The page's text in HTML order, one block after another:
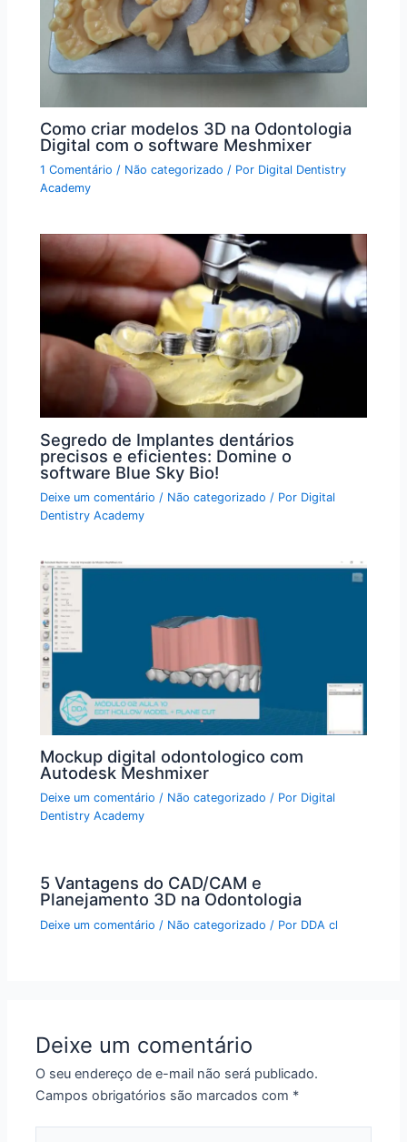
Como criar modelos 3D na Odontologia
Digital com o software Meshmixer
1 Comentário / Não categorizado / Por Digital Dentistry
Academy
Segredo de Implantes dentários
precisos e eficientes: Domine o
software Blue Sky Bio!
Deixe um comentário / Não categorizado / Por Digital
Dentistry Academy
Mockup digital odontologico com
Autodesk Meshmixer
Deixe um comentário / Não categorizado / Por Digital
Dentistry Academy
5 Vantagens do CAD/CAM e
Planejamento 3D na Odontologia
Deixe um comentário / Não categorizado / Por DDA cl
Deixe um comentário
O seu endereço de e-mail não será publicado.
Campos obrigatórios são marcados com *